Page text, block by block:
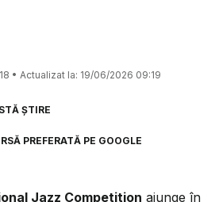
• Actualizat la: 19/06/2026 09:19
ȘTIRE
PREFERATĂ PE GOOGLE
Jazz Competition ajunge în